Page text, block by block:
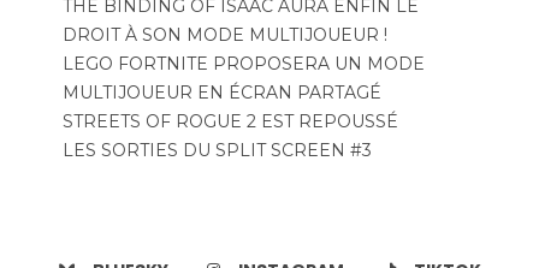
THE BINDING OF ISAAC AURA ENFIN LE
DROIT À SON MODE MULTIJOUEUR !
LEGO FORTNITE PROPOSERA UN MODE
MULTIJOUEUR EN ÉCRAN PARTAGÉ
STREETS OF ROGUE 2 EST REPOUSSÉ
LES SORTIES DU SPLIT SCREEN #3